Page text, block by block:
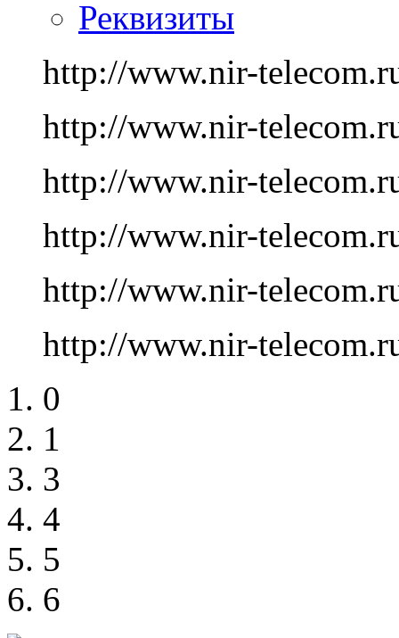
Реквизиты
http://www.nir-
http://www.nir-
http://www.nir-
http://www.nir-
http://www.nir-
http://www.nir-
0
1
3
4
5
6